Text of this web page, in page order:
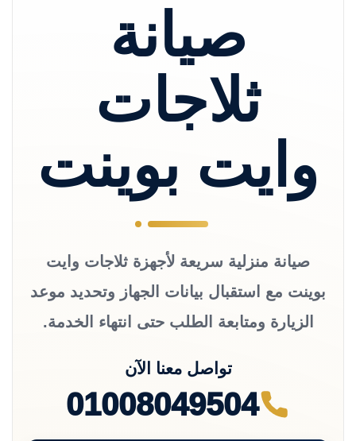
صيانة
ثلاجات
وايت بوينت
صيانة منزلية سريعة لأجهزة ثلاجات وايت
بوينت مع استقبال بيانات الجهاز وتحديد موعد
الزيارة ومتابعة الطلب حتى انتهاء الخدمة.
تواصل معنا الآن
01008049504